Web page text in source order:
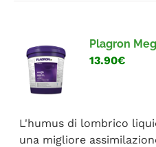
Plagron
13.90€
L'humus di lombrico
una migliore